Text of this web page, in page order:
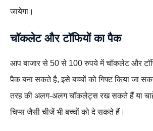
जायेगा।
चॉकलेट और टॉफियों का पैक
आप बाजार से 50 से 100 रुपये में चॉकलेट और
पैक बना सकते है, इसे बच्चों को गिफ्ट किया जा
तरह की अलग-अलग चॉकलेट्स रख सकते हैं या चाहें
चिप्स जैसी चीजें भी बच्चों को दे सकते हैं।